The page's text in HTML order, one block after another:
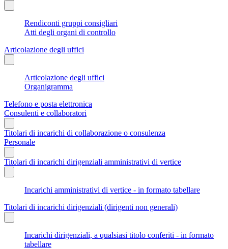
Rendiconti gruppi consigliari
Atti degli organi di controllo
Articolazione degli uffici
Articolazione degli uffici
Organigramma
Telefono e posta elettronica
Consulenti e collaboratori
Titolari di incarichi di collaborazione o consulenza
Personale
Titolari di incarichi dirigenziali amministrativi di vertice
Incarichi amministrativi di vertice - in formato tabellare
Titolari di incarichi dirigenziali (dirigenti non generali)
Incarichi dirigenziali, a qualsiasi titolo conferiti - in formato
tabellare